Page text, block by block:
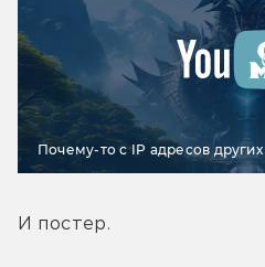
Почему-то с IP адресов
И постер.